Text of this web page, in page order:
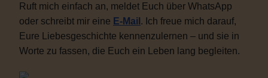
Ruft mich einfach an, meldet Euch über WhatsApp
oder schreibt mir eine E-Mail . Ich freue mich darauf,
Eure Liebesgeschichte kennenzulernen – und sie in
Worte zu fassen, die Euch ein Leben lang begleiten.